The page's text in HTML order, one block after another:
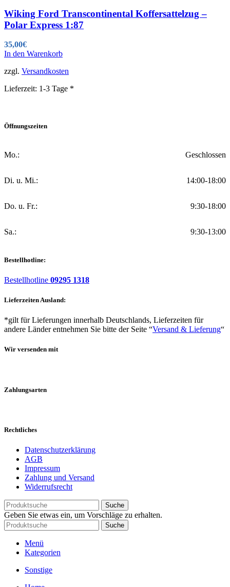
Wiking Ford Transcontinental Koffersattelzug –
Polar Express 1:87
35,00€
In den Warenkorb
zzgl. Versandkosten
Lieferzeit: 1-3 Tage *
Öffnungszeiten
Mo.: Geschlossen
Di. u. Mi.: 14:00-18:00
Do. u. Fr.: 9:30-18:00
Sa.: 9:30-13:00
Bestellhotline:
Bestellhotline 09295 1318
Lieferzeiten Ausland:
*gilt für Lieferungen innerhalb Deutschlands, Lieferzeiten für
andere Länder entnehmen Sie bitte der Seite “Versand & Lieferung“
Wir versenden mit
Zahlungsarten
Rechtliches
Datenschutzerklärung
AGB
Impressum
Zahlung und Versand
Widerrufsrecht
Suche
Geben Sie etwas ein, um Vorschläge zu erhalten.
Suche
Menü
Kategorien
Sonstige